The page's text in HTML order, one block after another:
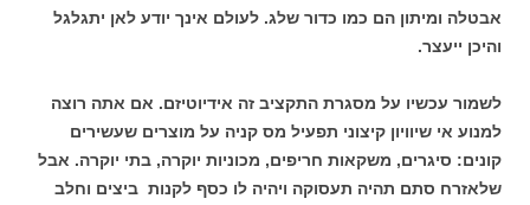
אבטלה ומיתון הם כמו כדור שלג. לעולם אינך יודע לאן יתגלגל
והיכן ייעצר.
לשמור עכשיו על מסגרת התקציב זה אידיוטיזם. אם אתה רוצה
למנוע אי שיוויון קיצוני תפעיל מס קניה על מוצרים שעשירים
קונים: סיגרים, משקאות חריפים, מכוניות יוקרה, בתי יוקרה. אבל
שלאזרח סתם תהיה תעסוקה ויהיה לו כסף לקנות ביצים וחלב